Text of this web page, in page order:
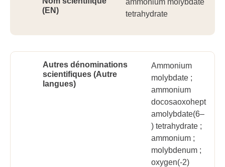
(EN)
ammonium molybdate
tetrahydrate
Autres dénominations
scientifiques (Autre
langues)
Ammonium
molybdate ;
ammonium
docosaoxohept
amolybdate(6–
) tetrahydrate ;
ammonium ;
molybdenum ;
oxygen(-2)